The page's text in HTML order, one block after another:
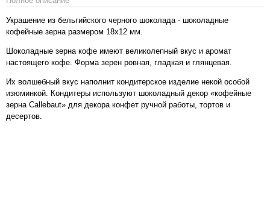
Украшение из бельгийского черного шоколада - шоколадные
кофейные зерна размером 18х12 мм.
Шоколадные зерна кофе имеют великолепный вкус и аромат
настоящего кофе. Форма зерен ровная, гладкая и глянцевая.
Их волшебный вкус наполнит кондитерское изделие некой особой
изюминкой. Кондитеры используют шоколадный декор «кофейные
зерна Callebaut» для декора конфет ручной работы, тортов и
десертов.